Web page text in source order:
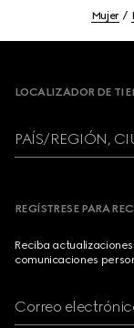
Mujer
LOCALIZADOR DE
PAÍS/REGIÓN,
REGÍSTRESE PARA
Reciba
comunicaciones
Correo